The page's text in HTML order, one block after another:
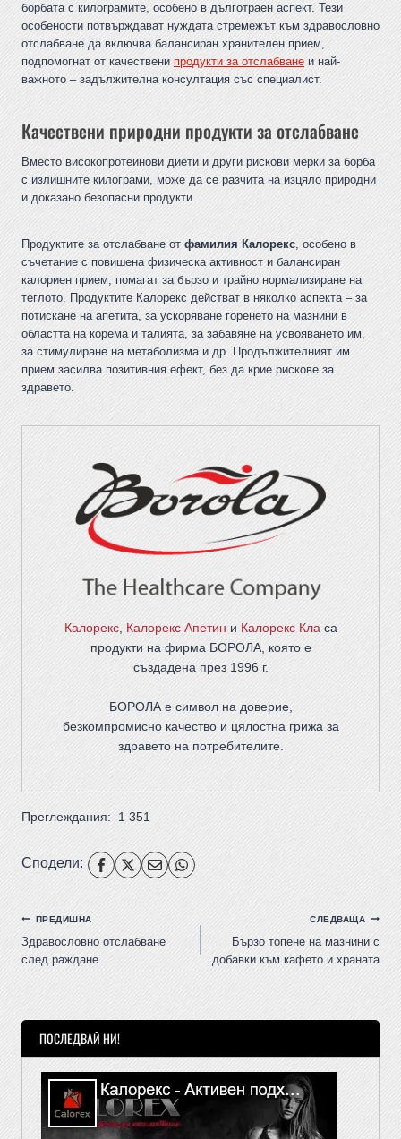
борбата с килограмите, особено в дълготраен аспект. Тези
особености потвърждават нуждата стремежът към здравословно
отслабване да включва балансиран хранителен прием,
подпомогнат от качествени продукти за отслабване и най-
важното – задължителна консултация със специалист.
Качествени природни продукти за отслабване
Вместо високопротеинови диети и други рискови мерки за борба
с излишните килограми, може да се разчита на изцяло природни
и доказано безопасни продукти.
Продуктите за отслабване от фамилия Калорекс, особено в
съчетание с повишена физическа активност и балансиран
калориен прием, помагат за бързо и трайно нормализиране на
теглото. Продуктите Калорекс действат в няколко аспекта – за
потискане на апетита, за ускоряване горенето на мазнини в
областта на корема и талията, за забавяне на усвояването им,
за стимулиране на метаболизма и др. Продължителният им
прием засилва позитивния ефект, без да крие рискове за
здравето.
Калорекс, Калорекс Апетин и Калорекс Класа
продукти на фирма БОРОЛА, която е
създадена през 1996 г.
БОРОЛА е символ на доверие,
безкомпромисно качество и цялостна грижа за
здравето на потребителите.
Преглеждания: 1 351
Сподели:
ПРЕДИШНА
Здравословно отслабване
след раждане
СЛЕДВАЩА
Бързо топене на мазнини с
добавки към кафето и храната
ПОСЛЕДВАЙ НИ!